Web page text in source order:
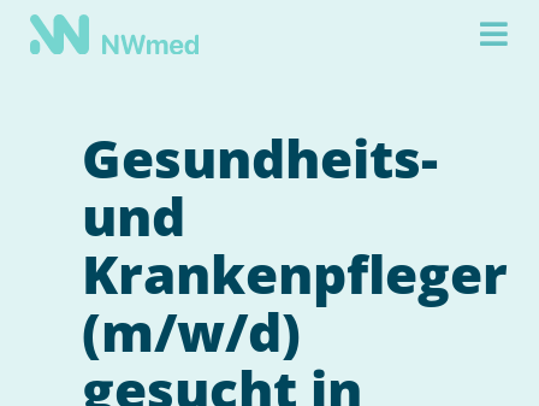
Gesundheits-
und
Krankenpfleger
(m/w/d)
gesucht in